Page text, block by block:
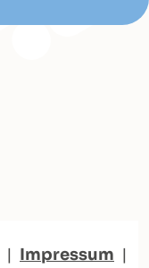
| Impressum |